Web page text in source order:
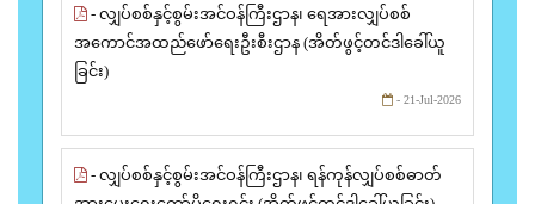
- လျှပ်စစ်နှင့်စွမ်းအင်ဝန်ကြီးဌာန၊ ရေအားလျှပ်စစ်
အကောင်အထည်ဖော်ရေးဦးစီးဌာန (အိတ်ဖွင့်တင်ဒါခေါ်ယူ
ခြင်း)
- 21-Jul-2026
- လျှပ်စစ်နှင့်စွမ်းအင်ဝန်ကြီးဌာန၊ ရန်ကုန်လျှပ်စစ်ဓာတ်